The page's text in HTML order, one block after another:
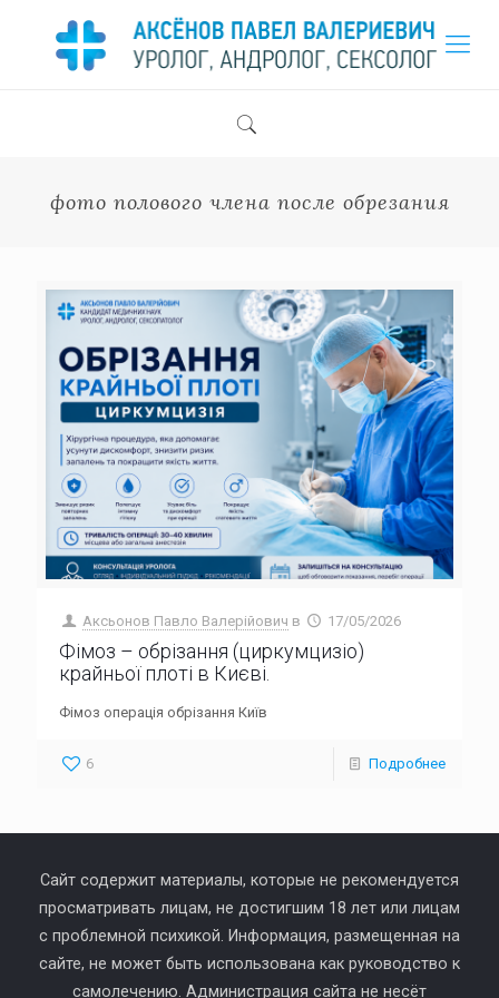
фото полового члена после обрезания
Аксьонов Павло Валерійович в 17/05/2026
Фімоз – обрізання (циркумцизіо)
крайньої плоті в Києві.
Фімоз операція обрізання Київ
6 Подробнее
Сайт содержит материалы, которые не рекомендуется
просматривать лицам, не достигшим 18 лет или лицам
с проблемной психикой. Информация, размещенная на
сайте, не может быть использована как руководство к
самолечению. Администрация сайта не несёт